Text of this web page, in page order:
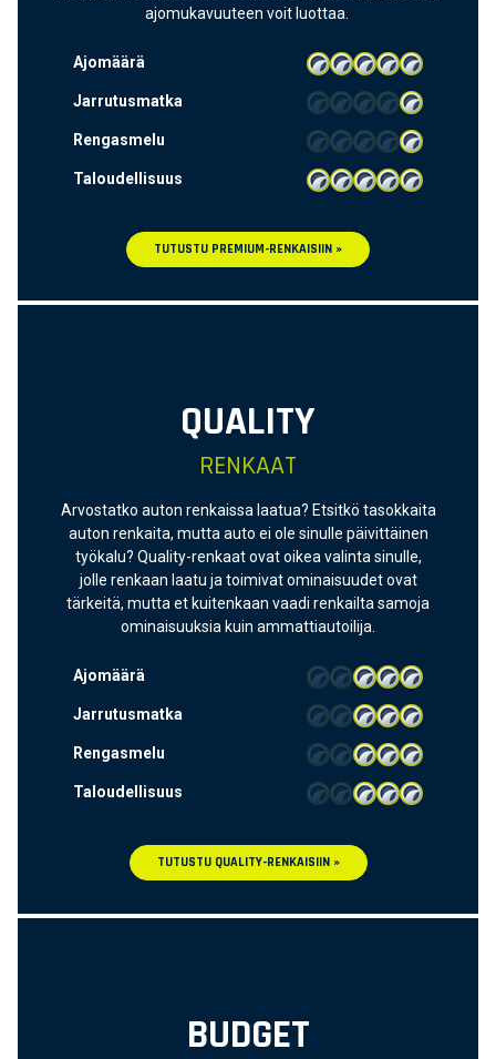
ajomukavuuteen voit luottaa.
Ajomäärä
Jarrutusmatka
Rengasmelu
Taloudellisuus
TUTUSTU PREMIUM-RENKAISIIN »
QUALITY
RENKAAT
Arvostatko auton renkaissa laatua? Etsitkö tasokkaita
auton renkaita, mutta auto ei ole sinulle päivittäinen
työkalu? Quality-renkaat ovat oikea valinta sinulle,
jolle renkaan laatu ja toimivat ominaisuudet ovat
tärkeitä, mutta et kuitenkaan vaadi renkailta samoja
ominaisuuksia kuin ammattiautoilija.
Ajomäärä
Jarrutusmatka
Rengasmelu
Taloudellisuus
TUTUSTU QUALITY-RENKAISIIN »
BUDGET